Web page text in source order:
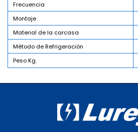
Frecuencia
Montaje
Material de la carcasa
Método de Refrigeración
Peso Kg.